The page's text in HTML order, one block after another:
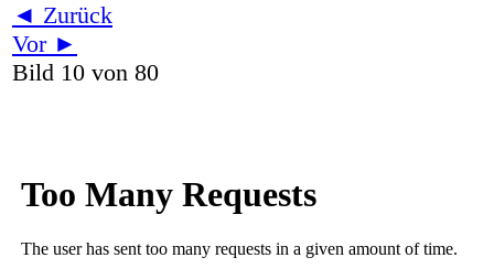
◄ Zurück
Vor ►
Bild 10 von 80